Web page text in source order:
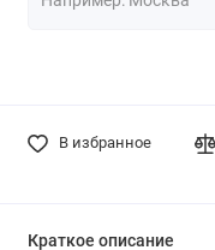
В избранное
Краткое описание